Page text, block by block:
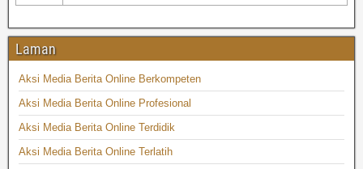
Laman
Aksi Media Berita Online Berkompeten
Aksi Media Berita Online Profesional
Aksi Media Berita Online Terdidik
Aksi Media Berita Online Terlatih